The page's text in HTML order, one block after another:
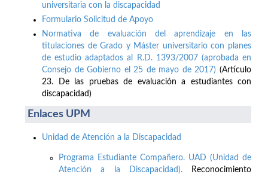
universitaria con la discapacidad
Formulario Solicitud de Apoyo
Normativa de evaluación del aprendizaje en las
titulaciones de Grado y Máster universitario con planes
de estudio adaptados al R.D. 1393/2007 (aprobada en
Consejo de Gobierno el 25 de mayo de 2017) (Artículo
23. De las pruebas de evaluación a estudiantes con
discapacidad)
Enlaces UPM
Unidad de Atención a la Discapacidad
Programa Estudiante Compañero. UAD (Unidad de
Atención a la Discapacidad).Reconocimiento